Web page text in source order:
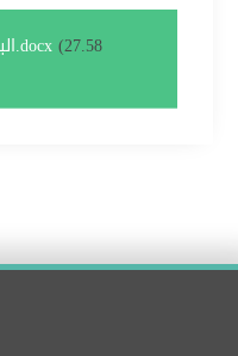
البيان الوزاري للحكومة الحالية.docx(27.58